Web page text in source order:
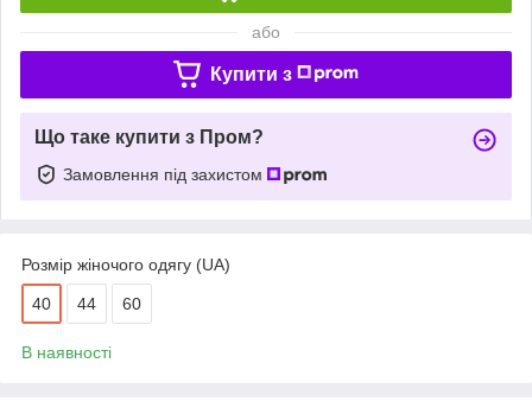
або
Купити з
Що таке купити з Пром?
Замовлення під захистом
Розмір жіночого одягу (UA)
40 44 60
В наявності